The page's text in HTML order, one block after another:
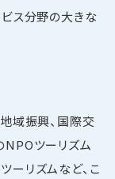
ビス分野の大きな
地域振興、国際交
NPOツーリズム
ーリズムなど、こ